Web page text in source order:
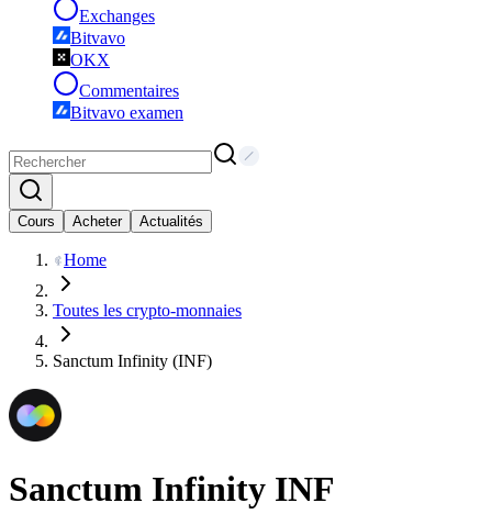
Exchanges
Bitvavo
OKX
Commentaires
Bitvavo examen
Cours Acheter Actualités
Home
Toutes les crypto-monnaies
Sanctum Infinity (INF)
Sanctum Infinity INF